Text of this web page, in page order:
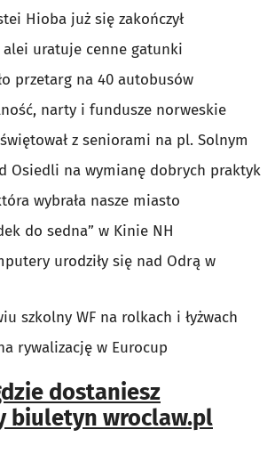
Hioba już się zakończył
uratuje cenne gatunki
przetarg na 40 autobusów
narty i fundusze norweskie
z seniorami na pl. Solnym
Osiedli na wymianę dobrych praktyk
wybrała nasze miasto
do sedna” w Kinie NH
urodziły się nad Odrą w
szkolny WF na rolkach i łyżwach
rywalizację w Eurocup
dostaniesz
biuletyn wroclaw.pl